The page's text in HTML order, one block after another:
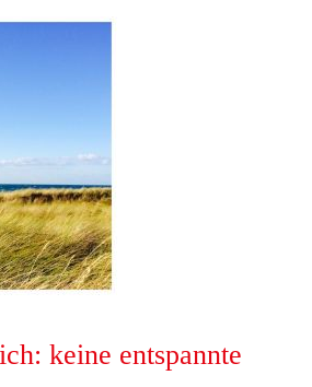
keine entspannte